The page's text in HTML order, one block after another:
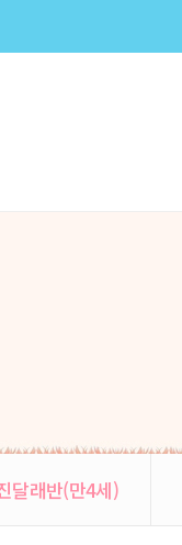
달래반(만4세)